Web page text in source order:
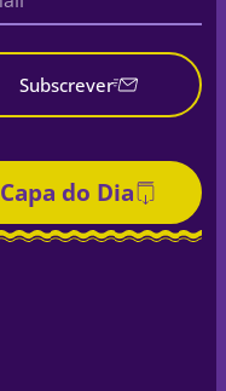
Subscrever
Capa do Dia